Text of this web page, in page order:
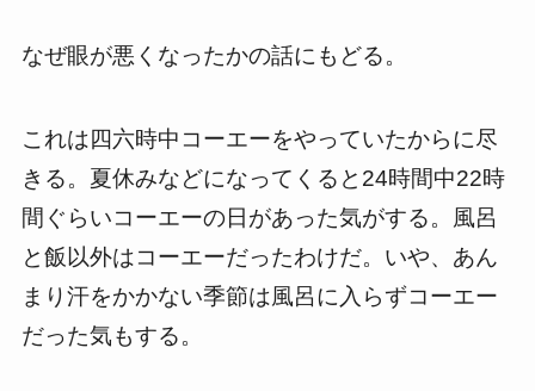
なぜ眼が悪くなったかの話にもどる。
これは四六時中コーエーをやっていたからに尽
きる。夏休みなどになってくると24時間中22時
間ぐらいコーエーの日があった気がする。風呂
と飯以外はコーエーだったわけだ。いや、あん
まり汗をかかない季節は風呂に入らずコーエー
だった気もする。